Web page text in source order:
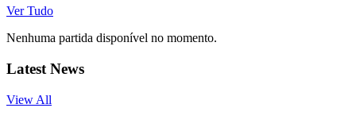
Ver Tudo
Nenhuma partida disponível no momento.
Latest News
View All